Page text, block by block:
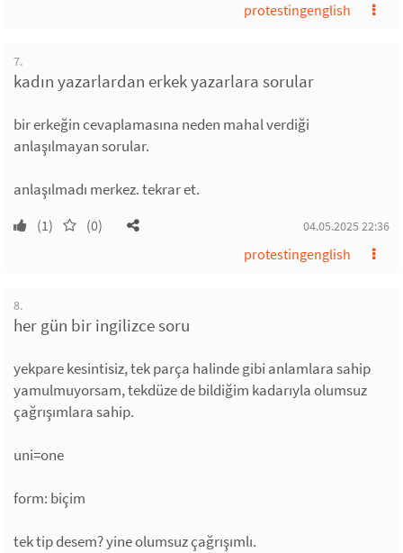
protestingenglish
7.
kadın yazarlardan erkek yazarlara sorular
bir erkeğin cevaplamasına neden mahal verdiği
anlaşılmayan sorular.
anlaşılmadı merkez. tekrar et.
(1) (0) 04.05.2025 22:36
protestingenglish
8.
her gün bir ingilizce soru
yekpare kesintisiz, tek parça halinde gibi anlamlara sahip
yamulmuyorsam, tekdüze de bildiğim kadarıyla olumsuz
çağrışımlara sahip.
uni=one
form: biçim
tek tip desem? yine olumsuz çağrışımlı.